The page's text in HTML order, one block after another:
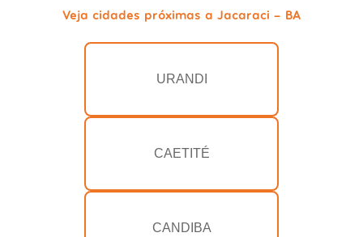
Veja cidades próximas a Jacaraci - BA
URANDI
CAETITÉ
CANDIBA